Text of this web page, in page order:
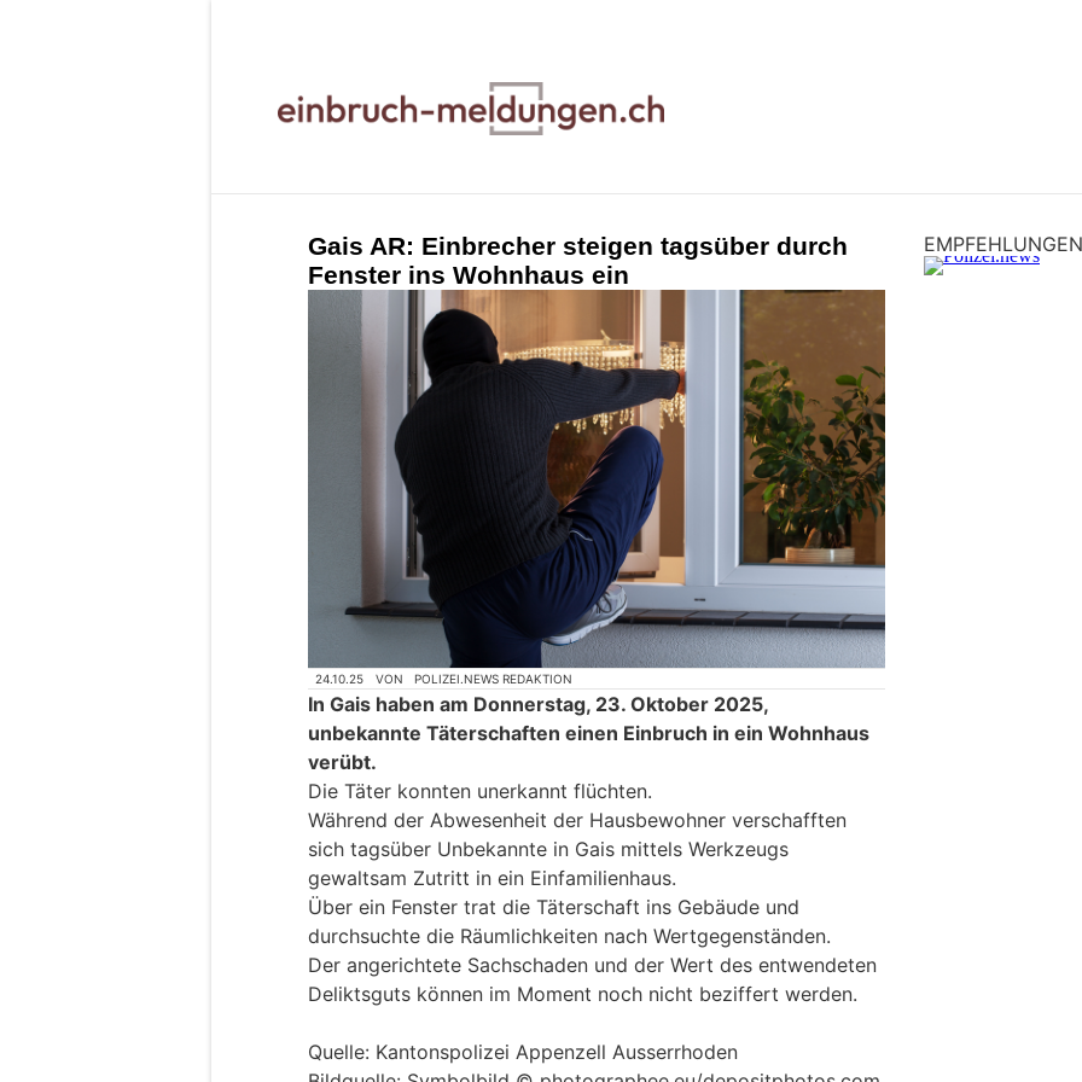
Gais AR: Einbrecher steigen tagsüber durch
Fenster ins Wohnhaus ein
24.10.25 VON POLIZEI.NEWS REDAKTION
In Gais haben am Donnerstag, 23. Oktober 2025,
unbekannte Täterschaften einen Einbruch in ein Wohnhaus
verübt.
Die Täter konnten unerkannt flüchten.
Während der Abwesenheit der Hausbewohner verschafften
sich tagsüber Unbekannte in Gais mittels Werkzeugs
gewaltsam Zutritt in ein Einfamilienhaus.
Über ein Fenster trat die Täterschaft ins Gebäude und
durchsuchte die Räumlichkeiten nach Wertgegenständen.
Der angerichtete Sachschaden und der Wert des entwendeten
Deliktsguts können im Moment noch nicht beziffert werden.
Quelle: Kantonspolizei Appenzell Ausserrhoden
EMPFEHLUNGEN